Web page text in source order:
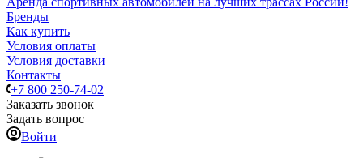
Бренды
Как купить
Условия оплаты
Условия доставки
Контакты
+7 800 250-74-02
Заказать звонок
Задать вопрос
Войти